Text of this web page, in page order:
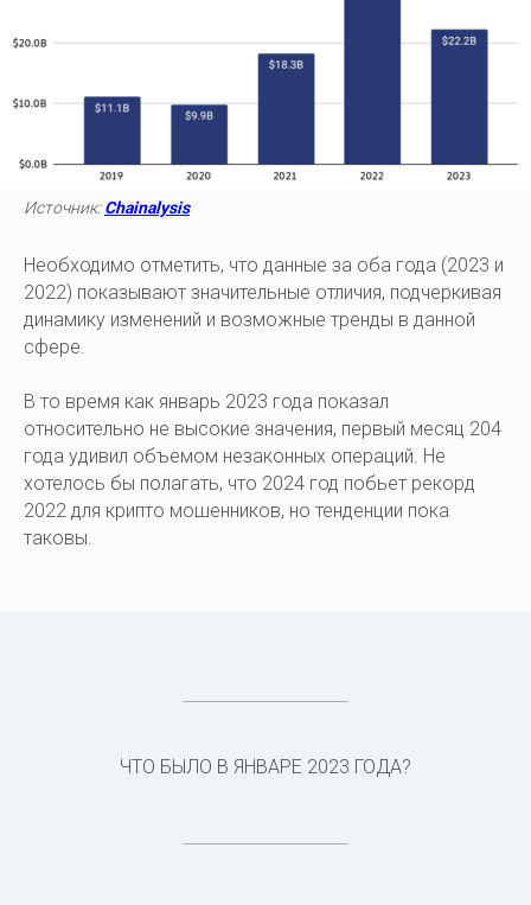
Источник:Chainalysis
Необходимо отметить, что данные за оба года (2023 и
2022) показывают значительные отличия, подчеркивая
динамику изменений и возможные тренды в данной
сфере.
В то время как январь 2023 года показал
относительно не высокие значения, первый месяц 204
года удивил объемом незаконных операций. Не
хотелось бы полагать, что 2024 год побьет рекорд
2022 для крипто мошенников, но тенденции пока
таковы.
ЧТО БЫЛО В ЯНВАРЕ 2023 ГОДА?